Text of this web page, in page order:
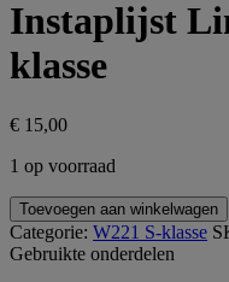
Instaplijst
klasse
€ 15,00
1 op voorraad
A2216801735
2216801735
Instaplijst
Toevoegen aan winkelwagen
Categorie: W221 S-klasse
Gebruikte onderdelen